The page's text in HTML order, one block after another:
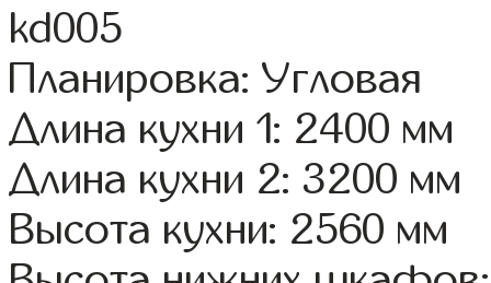
kd005
Планировка: Угловая
Длина кухни 1: 2400 мм
Длина кухни 2: 3200 мм
Высота кухни: 2560 мм